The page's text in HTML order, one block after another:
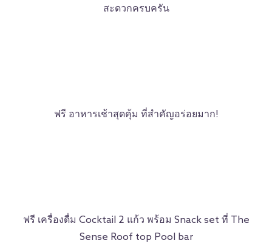
สะดวกครบครัน
ฟรี อาหารเช้าสุดคุ้ม ที่สำคัญอร่อยมาก!
ฟรี เครื่องดื่ม Cocktail 2 แก้ว พร้อม Snack set ที่ The
Sense Roof top Pool bar